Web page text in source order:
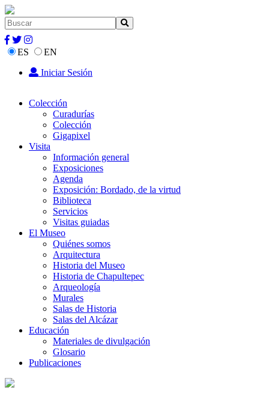
ES
EN
Iniciar Sesión
Colección
Curadurías
Colección
Gigapixel
Visita
Información general
Exposiciones
Agenda
Exposición: Bordado, de la virtud
Biblioteca
Servicios
Visitas guiadas
El Museo
Quiénes somos
Arquitectura
Historia del Museo
Historia de Chapultepec
Arqueología
Murales
Salas de Historia
Salas del Alcázar
Educación
Materiales de divulgación
Glosario
Publicaciones